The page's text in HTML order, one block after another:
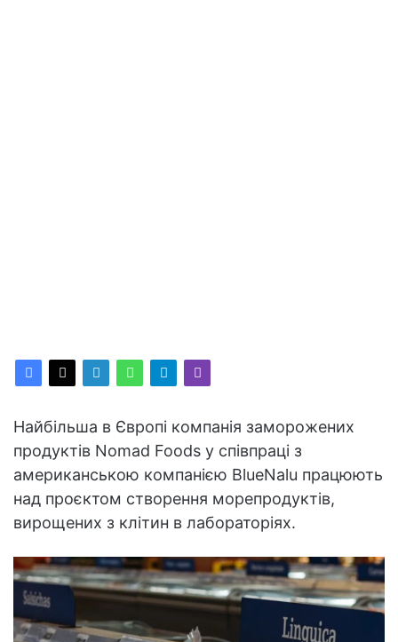
Найбільша в Європі компанія заморожених
продуктів Nomad Foods у співпраці з
американською компанією BlueNalu працюють
над проєктом створення морепродуктів,
вирощених з клітин в лабораторіях.